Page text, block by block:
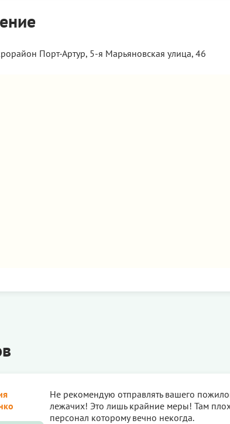
Порт-Артур, 5-я Марьяновская улица, 46
Не рекомендую отправлять вашего
лежачих! Это лишь крайние меры! Там
персонал которому вечно некогда.